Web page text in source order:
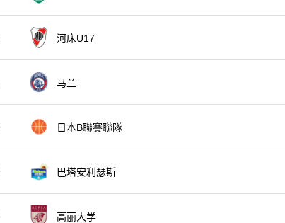
河床U17
马兰
日本B聯賽聯隊
巴塔安利瑟斯
高丽大学